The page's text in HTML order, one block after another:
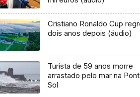
Cristiano Ronaldo Cup
dois anos depois (áudio)
Turista de 59 anos morre
arrastado pelo mar na
Sol